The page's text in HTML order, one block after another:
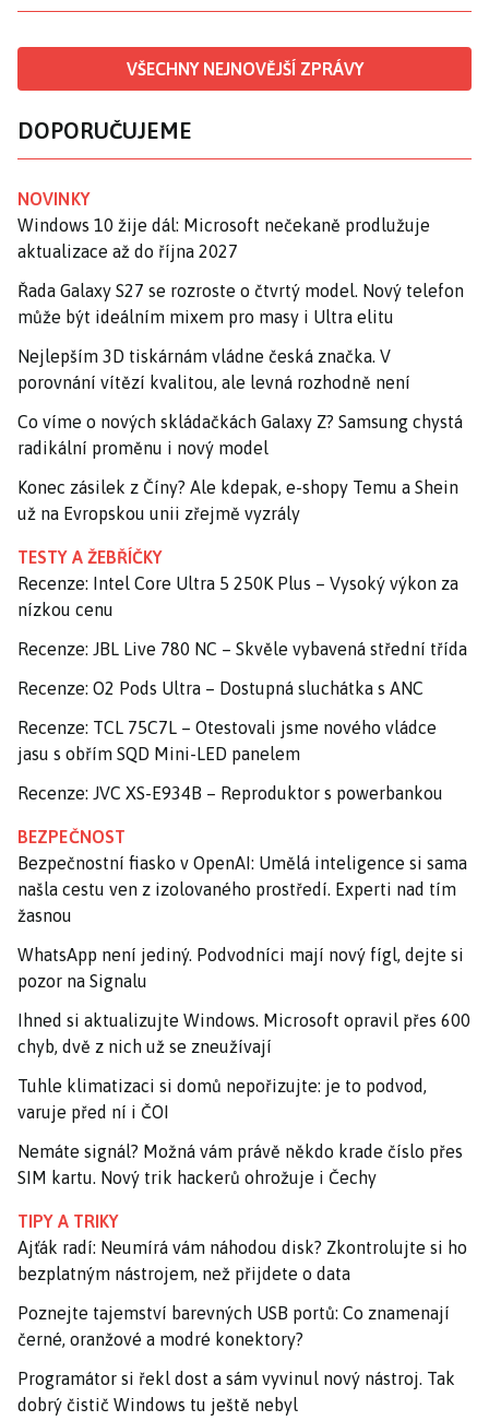
VŠECHNY NEJNOVĚJŠÍ ZPRÁVY
DOPORUČUJEME
NOVINKY
Windows 10 žije dál: Microsoft nečekaně prodlužuje
aktualizace až do října 2027
Řada Galaxy S27 se rozroste o čtvrtý model. Nový telefon
může být ideálním mixem pro masy i Ultra elitu
Nejlepším 3D tiskárnám vládne česká značka. V
porovnání vítězí kvalitou, ale levná rozhodně není
Co víme o nových skládačkách Galaxy Z? Samsung chystá
radikální proměnu i nový model
Konec zásilek z Číny? Ale kdepak, e-shopy Temu a Shein
už na Evropskou unii zřejmě vyzrály
TESTY A ŽEBŘÍČKY
Recenze: Intel Core Ultra 5 250K Plus – Vysoký výkon za
nízkou cenu
Recenze: JBL Live 780 NC – Skvěle vybavená střední třída
Recenze: O2 Pods Ultra – Dostupná sluchátka s ANC
Recenze: TCL 75C7L – Otestovali jsme nového vládce
jasu s obřím SQD Mini-LED panelem
Recenze: JVC XS-E934B – Reproduktor s powerbankou
BEZPEČNOST
Bezpečnostní fiasko v OpenAI: Umělá inteligence si sama
našla cestu ven z izolovaného prostředí. Experti nad tím
žasnou
WhatsApp není jediný. Podvodníci mají nový fígl, dejte si
pozor na Signalu
Ihned si aktualizujte Windows. Microsoft opravil přes 600
chyb, dvě z nich už se zneužívají
Tuhle klimatizaci si domů nepořizujte: je to podvod,
varuje před ní i ČOI
Nemáte signál? Možná vám právě někdo krade číslo přes
SIM kartu. Nový trik hackerů ohrožuje i Čechy
TIPY A TRIKY
Ajťák radí: Neumírá vám náhodou disk? Zkontrolujte si ho
bezplatným nástrojem, než přijdete o data
Poznejte tajemství barevných USB portů: Co znamenají
černé, oranžové a modré konektory?
Programátor si řekl dost a sám vyvinul nový nástroj. Tak
dobrý čistič Windows tu ještě nebyl